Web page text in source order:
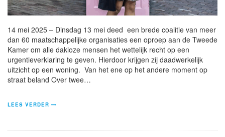
14 mei 2025 – Dinsdag 13 mei deed een brede coalitie van meer
dan 60 maatschappelijke organisaties een oproep aan de Tweede
Kamer om alle dakloze mensen het wettelijk recht op een
urgentieverklaring te geven. Hierdoor krijgen zij daadwerkelijk
uitzicht op een woning. Van het ene op het andere moment op
straat beland Over twee…
LEES VERDER